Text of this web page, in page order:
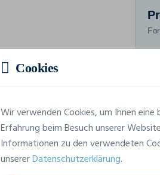
Merkmale
Marke
Cookies
Wir verwenden Cookies, um Ihnen eine
Erfahrung beim Besuch unserer
Informationen zu den verwendeten
unsererDatenschutzerklärung.